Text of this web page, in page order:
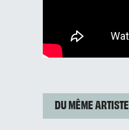
DU MÊME ARTISTE